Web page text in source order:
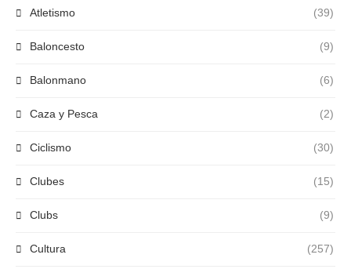
Atletismo (39)
Baloncesto (9)
Balonmano (6)
Caza y Pesca (2)
Ciclismo (30)
Clubes (15)
Clubs (9)
Cultura (257)